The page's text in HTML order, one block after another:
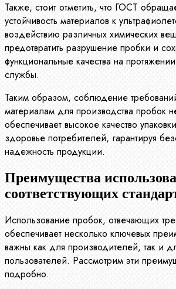
Также, стоит отметить, что ГОСТ
устойчивость материалов к
воздействию различных химических
предотвратить разрушение пробки и
функциональные качества на
службы.
Таким образом, соблюдение
материалам для производства пробок
обеспечивает высокое качество
здоровье потребителей, гарантируя
надежность продукции.
Преимущества
соответствующих
Использование пробок, отвечающих
обеспечивает несколько ключевых
важны как для производителей, так и
пользователей. Рассмотрим эти
подробно.